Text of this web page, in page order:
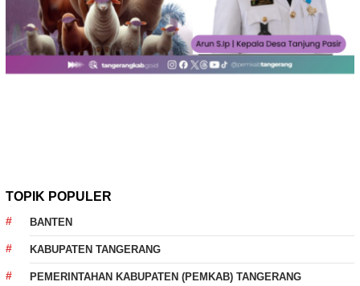
TOPIK POPULER
BANTEN
KABUPATEN TANGERANG
PEMERINTAHAN KABUPATEN (PEMKAB) TANGERANG